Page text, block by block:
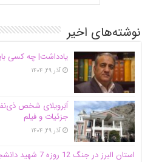
نوشته‌های اخیر
یادداشت| ‌چه کسی
آذر ۲۹, ۱۴۰۴
اَبَر‌ویلای شخص
جزئیات و فیلم
آذر ۲۹, ۱۴۰۴
استان البرز در جنگ 12 روزه 7 شهید دانشجو تقدیم انقلاب کرد